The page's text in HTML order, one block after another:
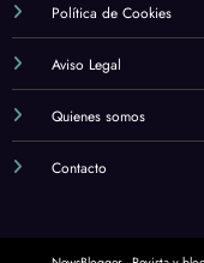
Política de Privacidad
Política de Cookies
Quienes somos